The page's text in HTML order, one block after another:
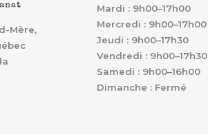
Mère,
Mardi : 9h00–17h00
Mercredi : 9h00–17h00
Jeudi : 9h00–17h30
Vendredi : 9h00–17h30
Samedi : 9h00–16h00
Dimanche : Fermé